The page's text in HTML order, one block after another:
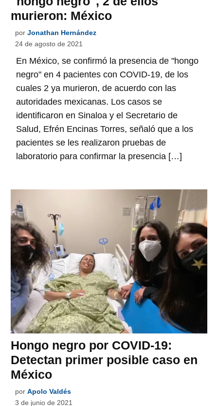
murieron: México
por Jonathan Hernández
24 de agosto de 2021
En México, se confirmó la presencia de "hongo
negro" en 4 pacientes con COVID-19, de los
cuales 2 ya murieron, de acuerdo con las
autoridades mexicanas. Los casos se
identificaron en Sinaloa y el Secretario de
Salud, Efrén Encinas Torres, señaló que a los
pacientes se les realizaron pruebas de
laboratorio para confirmar la presencia […]
Hongo negro por COVID-19:
Detectan primer posible caso en
México
por Apolo Valdés
3 de junio de 2021